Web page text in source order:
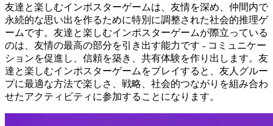
友達と楽しむインポスターゲームは、友情を深め、仲間内で
永続的な思い出を作るために特別に調整された社会的推理ゲ
ームです。友達と楽しむインポスターゲームが際立っている
のは、友情の最高の部分を引き出す能力です - コミュニケー
ションを促進し、信頼を築き、共有体験を作り出します。友
達と楽しむインポスターゲームをプレイすると、友人グルー
プに最適な方法で楽しさ、戦略、社会的つながりを組み合わ
せたアクティビティに参加することになります。